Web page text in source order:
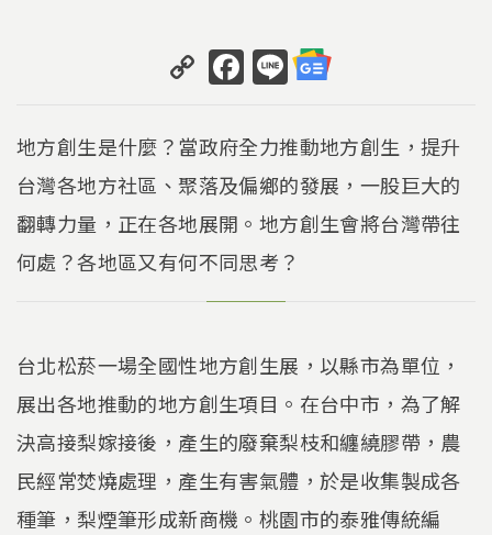
C
o
p
y
Li
n
k
F
a
c
e
b
o
o
k
Li
n
e
地方創生是什麼？當政府全力推動地方創生，提升
台灣各地方社區、聚落及偏鄉的發展，一股巨大的
翻轉力量，正在各地展開。地方創生會將台灣帶往
何處？各地區又有何不同思考？
台北松菸一場全國性地方創生展，以縣市為單位，
展出各地推動的地方創生項目。在台中市，為了解
決高接梨嫁接後，產生的廢棄梨枝和纏繞膠帶，農
民經常焚燒處理，產生有害氣體，於是收集製成各
種筆，梨煙筆形成新商機。桃園市的泰雅傳統編